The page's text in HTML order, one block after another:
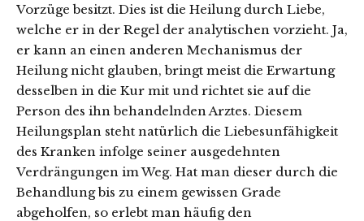
Vorzüge besitzt. Dies ist die Heilung durch Liebe,
welche er in der Regel der analytischen vorzieht. Ja,
er kann an einen anderen Mechanismus der
Heilung nicht glauben, bringt meist die Erwartung
desselben in die Kur mit und richtet sie auf die
Person des ihn behandelnden Arztes. Diesem
Heilungsplan steht natürlich die Liebesunfähigkeit
des Kranken infolge seiner ausgedehnten
Verdrängungen im Weg. Hat man dieser durch die
Behandlung bis zu einem gewissen Grade
abgeholfen, so erlebt man häufig den